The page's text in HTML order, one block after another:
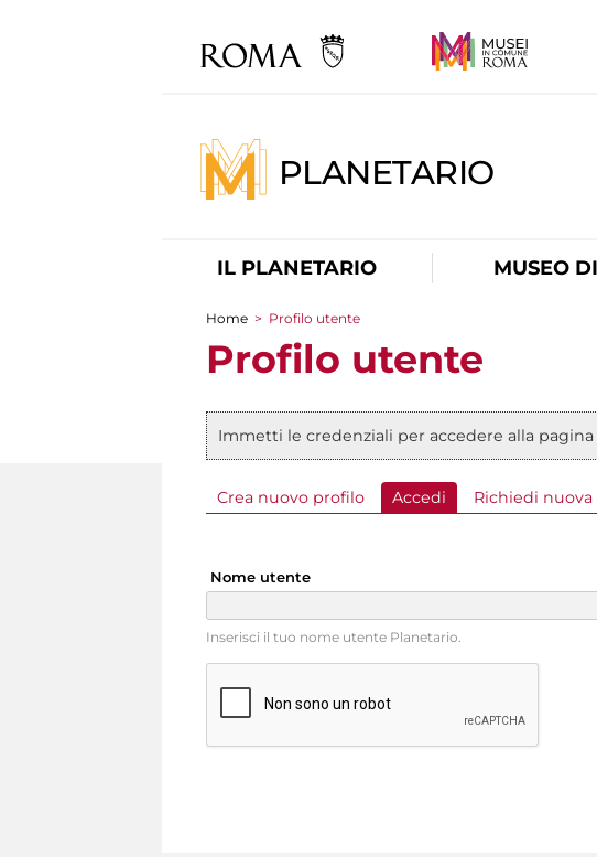
PLANETARIO
IL PLANETARIO MUSEO
Tu sei qui
Home > Profilo utente
Profilo utente
Messaggio di stato
Immetti le credenziali per accedere alla pagina
Schede primarie
Crea nuovo profilo Accedi (scheda attiva)
Richiedi nuova
Nome utente
Inserisci il tuo nome utente Planetario.